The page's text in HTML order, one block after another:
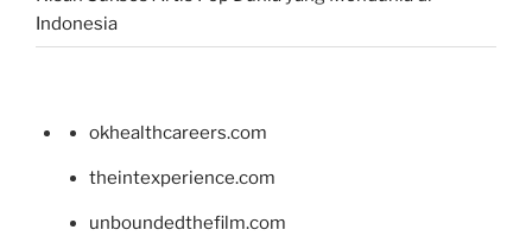
Indonesia
okhealthcareers.com
theintexperience.com
unboundedthefilm.com